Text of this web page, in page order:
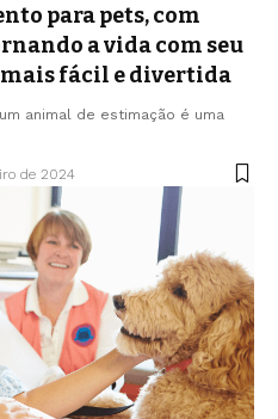
para pets, com
a vida com seu
fácil e divertida
animal de estimação é uma
de 2024